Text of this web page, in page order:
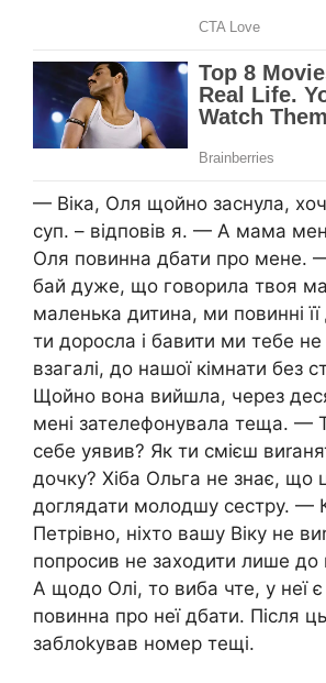
— Віка, Оля щойно заснула,
суп. – відповів я. — А мама
Оля повинна дбати про мене.
бай дуже, що говорила твоя
маленька дитина, ми повинні
ти доросла і бавити ми тебе не
взагалі, до нашої кімнати без
Щойно вона вийшла, через
мені зателефонувала теща. —
себе уявив? Як ти смієш
дочку? Хіба Ольга не знає, що
доглядати молодшу сестру. —
Петрівно, ніхто вашу Віку не
попросив не заходити лише до
А щодо Олі, то виба чте, у неї є
повинна про неї дбати. Після
заблоkував номер тещі.